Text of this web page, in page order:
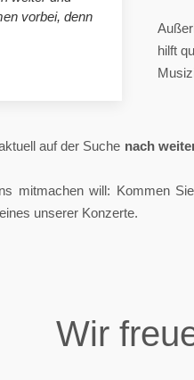
vorbei, denn
hilft
auf der Suche nach
mitmachen will: Kommen
unserer Konzerte.
Wir